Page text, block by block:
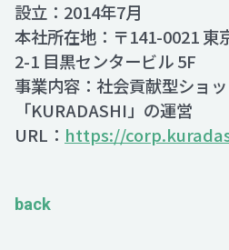
設立：2014年7月
本社所在地：〒141-0021 東
2-1 目黒センタービル 5F
事業内容：社会貢献型ショ
「KURADASHI」の運営
URL： https://
back